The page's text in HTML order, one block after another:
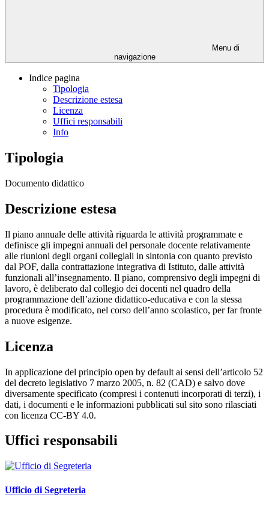
Menu di
navigazione
Indice pagina
Tipologia
Descrizione estesa
Licenza
Uffici responsabili
Info
Tipologia
Documento didattico
Descrizione estesa
Il piano annuale delle attività riguarda le attività programmate e
definisce gli impegni annuali del personale docente relativamente
alle riunioni degli organi collegiali in sintonia con quanto previsto
dal POF, dalla contrattazione integrativa di Istituto, dalle attività
funzionali all’insegnamento. Il piano, comprensivo degli impegni di
lavoro, è deliberato dal collegio dei docenti nel quadro della
programmazione dell’azione didattico-educativa e con la stessa
procedura è modificato, nel corso dell’anno scolastico, per far fronte
a nuove esigenze.
Licenza
In applicazione del principio open by default ai sensi dell’articolo 52
del decreto legislativo 7 marzo 2005, n. 82 (CAD) e salvo dove
diversamente specificato (compresi i contenuti incorporati di terzi), i
dati, i documenti e le informazioni pubblicati sul sito sono rilasciati
con licenza CC-BY 4.0.
Uffici responsabili
Ufficio di Segreteria